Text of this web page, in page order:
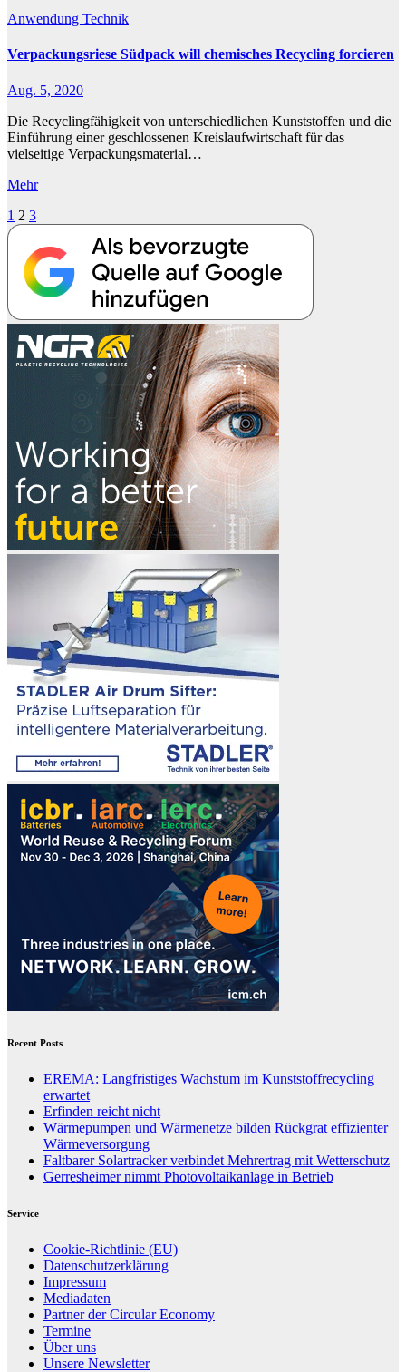
Anwendung Technik
Verpackungsriese Südpack will chemisches Recycling forcieren
Aug. 5, 2020
Die Recyclingfähigkeit von unterschiedlichen Kunststoffen und die
Einführung einer geschlossenen Kreislaufwirtschaft für das
vielseitige Verpackungsmaterial…
Mehr
Seitennummerierung
der
Beiträge
1 2 3
Recent Posts
EREMA: Langfristiges Wachstum im Kunststoffrecycling
erwartet
Erfinden reicht nicht
Wärmepumpen und Wärmenetze bilden Rückgrat effizienter
Wärmeversorgung
Faltbarer Solartracker verbindet Mehrertrag mit Wetterschutz
Gerresheimer nimmt Photovoltaikanlage in Betrieb
Service
Cookie-Richtlinie (EU)
Datenschutzerklärung
Impressum
Mediadaten
Partner der Circular Economy
Termine
Über uns
Unsere Newsletter